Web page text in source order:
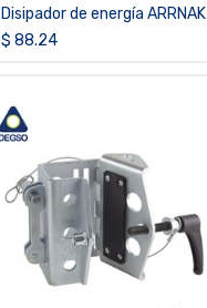
Disipador de energía ARRNAK
$ 88.24